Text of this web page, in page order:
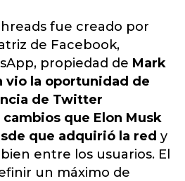
fue creado por
de Facebook,
propiedad de Mark
vio la oportunidad de
de Twitter
que Elon Musk
que adquirió la red y
entre los usuarios. El
un máximo de